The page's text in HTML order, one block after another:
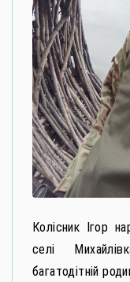
Колісник Ігор
селі
багатодітній